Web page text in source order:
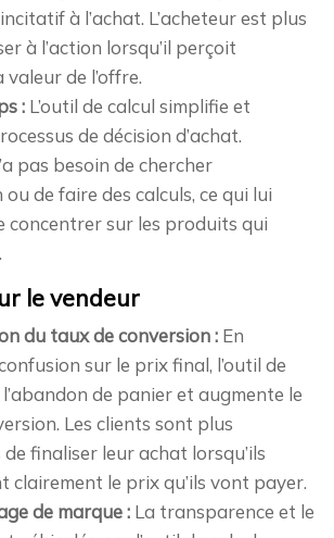
à l’achat. L’acheteur est plus
à l’action lorsqu’il perçoit
de l’offre.
: L’outil de calcul simplifie et
de décision d’achat.
pas besoin de chercher
ou de faire des calculs, ce qui lui
concentrer sur les produits qui
le vendeur
du taux de conversion : En
sur le prix final, l’outil de
de panier et augmente le
Les clients sont plus
finaliser leur achat lorsqu’ils
clairement le prix qu’ils vont payer.
de marque : La transparence et le